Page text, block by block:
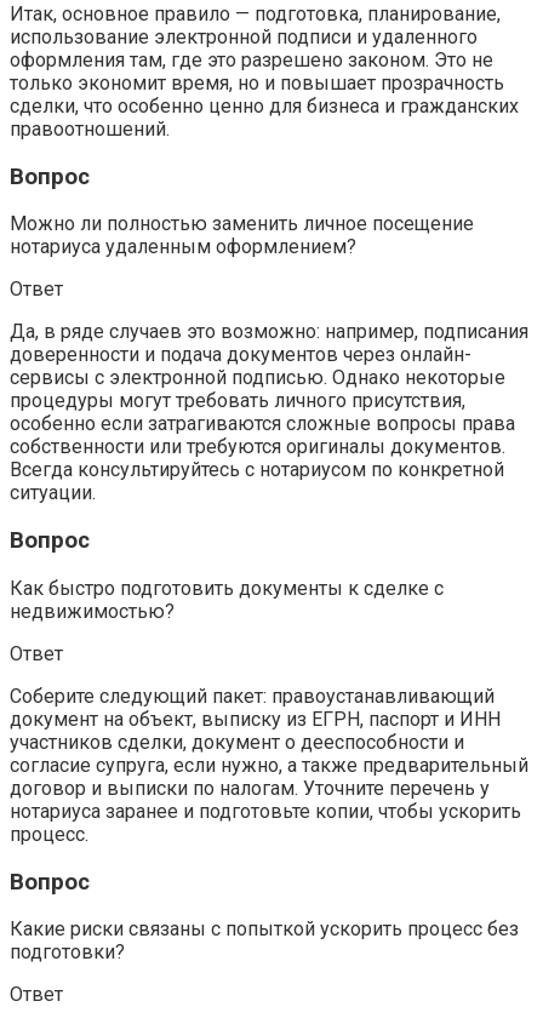
Итак, основное правило — подготовка, планирование,
использование электронной подписи и удаленного
оформления там, где это разрешено законом. Это не
только экономит время, но и повышает прозрачность
сделки, что особенно ценно для бизнеса и гражданских
правоотношений.
Вопрос
Можно ли полностью заменить личное посещение
нотариуса удаленным оформлением?
Ответ
Да, в ряде случаев это возможно: например, подписания
доверенности и подача документов через онлайн-
сервисы с электронной подписью. Однако некоторые
процедуры могут требовать личного присутствия,
особенно если затрагиваются сложные вопросы права
собственности или требуются оригиналы документов.
Всегда консультируйтесь с нотариусом по конкретной
ситуации.
Вопрос
Как быстро подготовить документы к сделке с
недвижимостью?
Ответ
Соберите следующий пакет: правоустанавливающий
документ на объект, выписку из ЕГРН, паспорт и ИНН
участников сделки, документ о дееспособности и
согласие супруга, если нужно, а также предварительный
договор и выписки по налогам. Уточните перечень у
нотариуса заранее и подготовьте копии, чтобы ускорить
процесс.
Вопрос
Какие риски связаны с попыткой ускорить процесс без
подготовки?
Ответ